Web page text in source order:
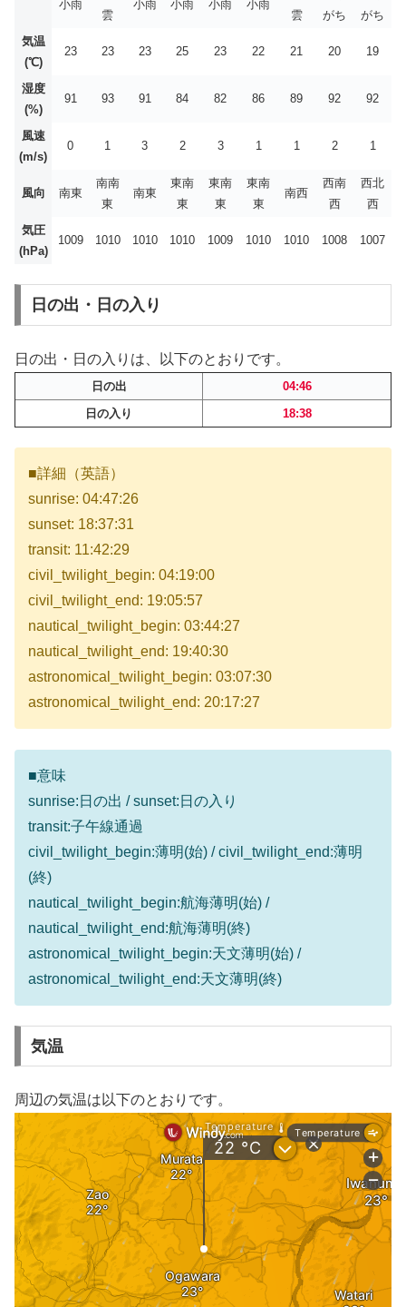
小雨
雲
小雨 小雨 小雨 小雨
雲
がち
がち
気温
(℃)
23 23 23 25 23 22 21 20 19
湿度
(%)
91 93 91 84 82 86 89 92 92
風速
(m/s)
0 1 3 2 3 1 1 2 1
風向 南東
南南
東
南東
東南
東
東南
東
東南
東
南西
西南
西
西北
西
気圧
(hPa)
1009 1010 1010 1010 1009 1010 1010 1008 1007
日の出・日の入り
日の出・日の入りは、以下のとおりです。
日の出
04:46
日の入り
18:38
■詳細（英語）
sunrise: 04:47:26
sunset: 18:37:31
transit: 11:42:29
civil_twilight_begin: 04:19:00
civil_twilight_end: 19:05:57
nautical_twilight_begin: 03:44:27
nautical_twilight_end: 19:40:30
astronomical_twilight_begin: 03:07:30
astronomical_twilight_end: 20:17:27
■意味
sunrise:日の出 / sunset:日の入り
transit:子午線通過
civil_twilight_begin:薄明(始) / civil_twilight_end:薄明
(終)
nautical_twilight_begin:航海薄明(始) /
nautical_twilight_end:航海薄明(終)
astronomical_twilight_begin:天文薄明(始) /
astronomical_twilight_end:天文薄明(終)
気温
周辺の気温は以下のとおりです。